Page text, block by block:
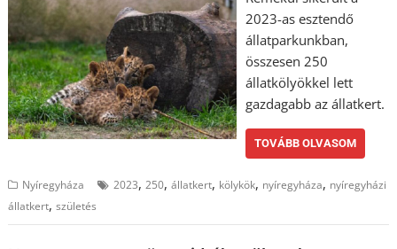
2023-as esztendő
állatparkunkban,
összesen 250
állatkölyökkel lett
gazdagabb az állatkert.
TOVÁBB OLVASOM
Nyíregyháza 2023,250,állatkert, kölykök, nyíregyháza, nyíregyházi
állatkert,születés